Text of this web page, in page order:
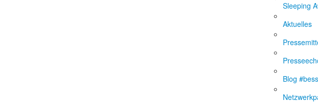
Sleeping
Aktuelles
Blog